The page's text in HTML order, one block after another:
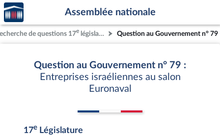
Aller au contenu
Aller en bas de la page
Accèder
à la
page
d'accueil
Assemblée nationale
de questions 17e législature Question au Gouvernement n° 79
Question au Gouvernement n° 79 :
Entreprises israéliennes au salon
Euronaval
17e Législature